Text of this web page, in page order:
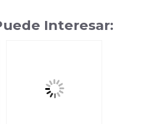
Interesar: